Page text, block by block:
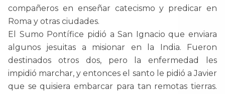
compañeros en enseñar catecismo y predicar en
Roma y otras ciudades.
El Sumo Pontífice pidió a San Ignacio que enviara
algunos jesuitas a misionar en la India. Fueron
destinados otros dos, pero la enfermedad les
impidió marchar, y entonces el santo le pidió a Javier
que se quisiera embarcar para tan remotas tierras.